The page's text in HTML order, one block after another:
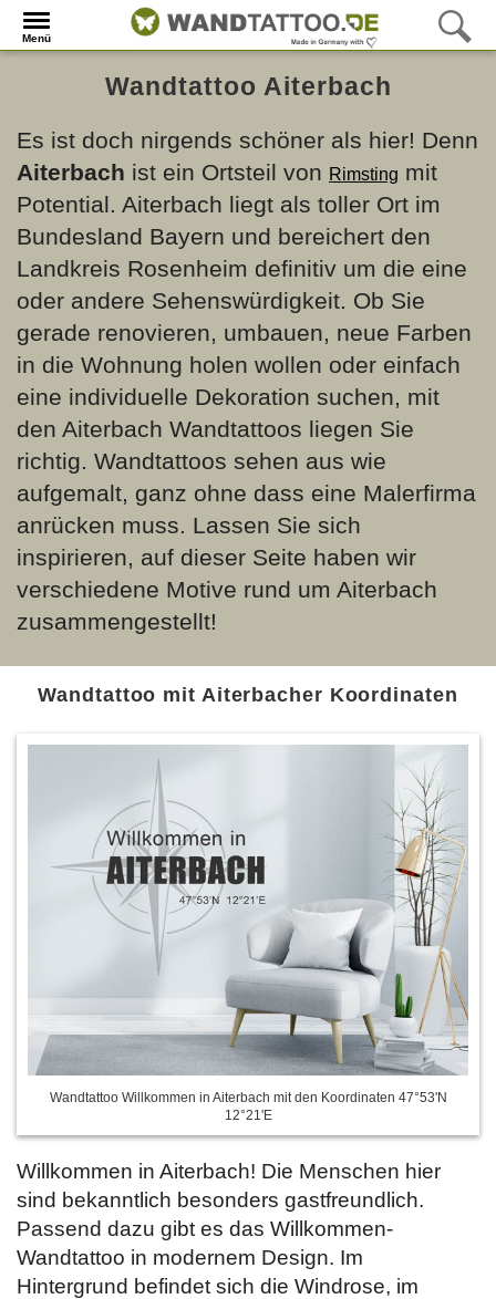
Menü
Wandtattoo Aiterbach
Es ist doch nirgends schöner als hier! Denn
Aiterbach ist ein Ortsteil von Rimsting mit
Potential. Aiterbach liegt als toller Ort im
Bundesland Bayern und bereichert den
Landkreis Rosenheim definitiv um die eine
oder andere Sehenswürdigkeit. Ob Sie
gerade renovieren, umbauen, neue Farben
in die Wohnung holen wollen oder einfach
eine individuelle Dekoration suchen, mit
den Aiterbach Wandtattoos liegen Sie
richtig. Wandtattoos sehen aus wie
aufgemalt, ganz ohne dass eine Malerfirma
anrücken muss. Lassen Sie sich
inspirieren, auf dieser Seite haben wir
verschiedene Motive rund um Aiterbach
zusammengestellt!
Wandtattoo mit Aiterbacher Koordinaten
Wandtattoo Willkommen in Aiterbach mit den Koordinaten 47°53'N
12°21'E
Willkommen in Aiterbach! Die Menschen hier
sind bekanntlich besonders gastfreundlich.
Passend dazu gibt es das Willkommen-
Wandtattoo in modernem Design. Im
Hintergrund befindet sich die Windrose, im